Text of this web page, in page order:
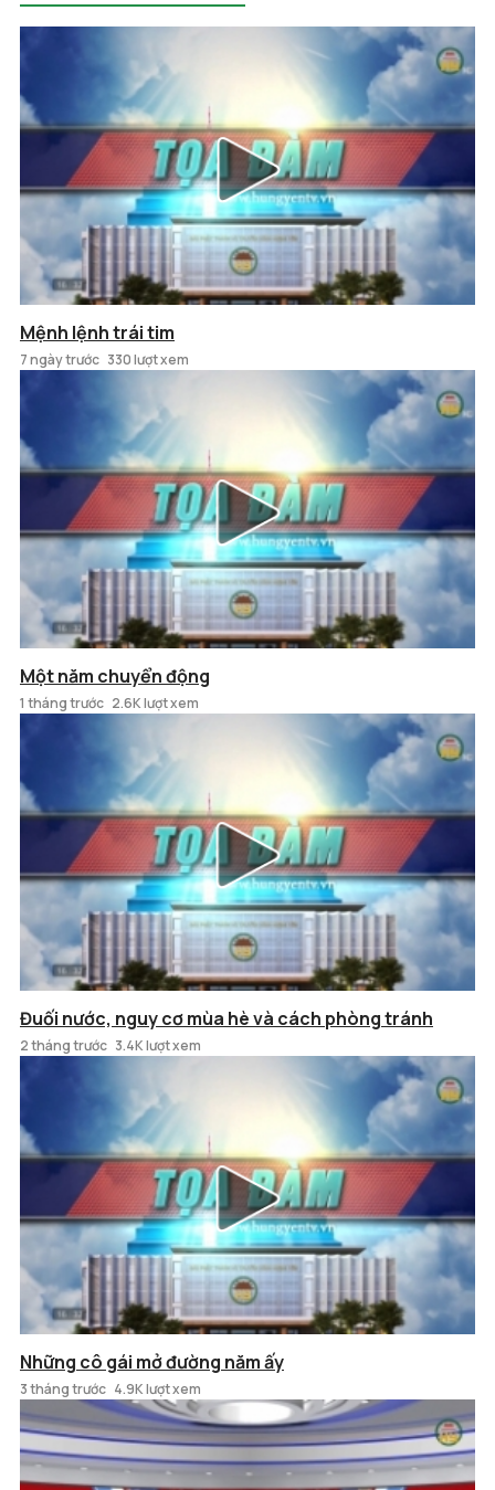
Mệnh lệnh trái tim
7 ngày trước 330 lượt xem
Một năm chuyển động
1 tháng trước 2.6K lượt xem
Đuối nước, nguy cơ mùa hè và cách phòng tránh
2 tháng trước 3.4K lượt xem
Những cô gái mở đường năm ấy
3 tháng trước 4.9K lượt xem